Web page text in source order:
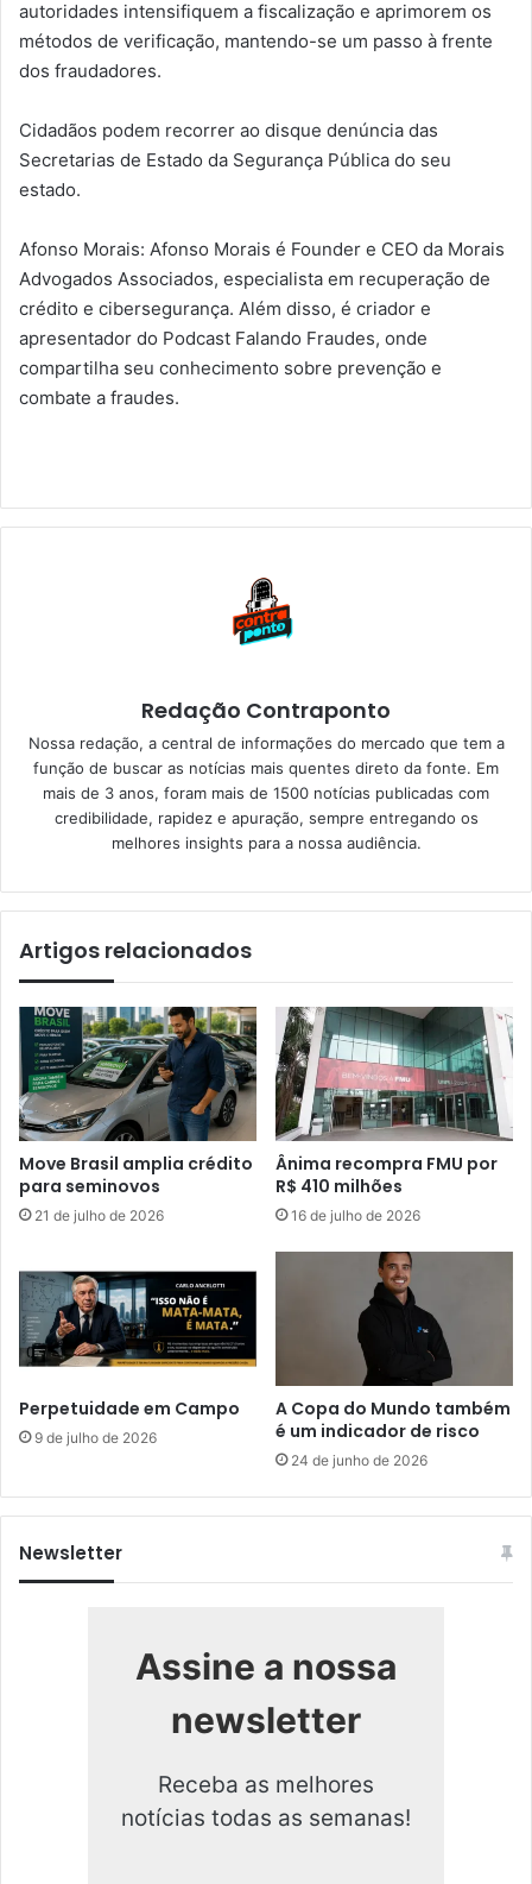
autoridades intensifiquem a fiscalização e aprimorem os
métodos de verificação, mantendo-se um passo à frente
dos fraudadores.
Cidadãos podem recorrer ao disque denúncia das
Secretarias de Estado da Segurança Pública do seu
estado.
Afonso Morais: Afonso Morais é Founder e CEO da Morais
Advogados Associados, especialista em recuperação de
crédito e cibersegurança. Além disso, é criador e
apresentador do Podcast Falando Fraudes, onde
compartilha seu conhecimento sobre prevenção e
combate a fraudes.
Redação Contraponto
Nossa redação, a central de informações do mercado que tem a
função de buscar as notícias mais quentes direto da fonte. Em
mais de 3 anos, foram mais de 1500 notícias publicadas com
credibilidade, rapidez e apuração, sempre entregando os
melhores insights para a nossa audiência.
Artigos relacionados
Move Brasil amplia crédito
para seminovos
21 de julho de 2026
Ânima recompra FMU por
R$ 410 milhões
16 de julho de 2026
Perpetuidade em Campo
9 de julho de 2026
A Copa do Mundo também
é um indicador de risco
24 de junho de 2026
Newsletter
Assine a nossa
newsletter
Receba as melhores
notícias todas as semanas!